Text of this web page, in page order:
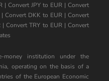
| Convert JPY to EUR | Convert
|Convert DKK to EUR |Convert
|Convert TRY to EUR|Convert
money institution under the
operating on the basis of a
of the European Economic